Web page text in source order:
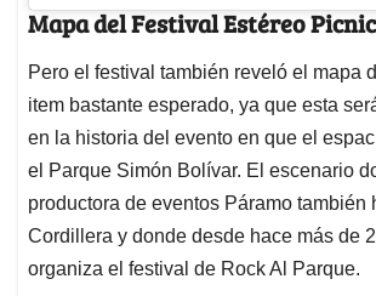
Mapa del Festival Estéreo Picnic
Pero el festival también reveló el mapa
item bastante esperado, ya que esta
en la historia del evento en que el
el Parque Simón Bolívar. El escenario
productora de eventos Páramo también
Cordillera y donde desde hace más de
organiza el festival de Rock Al Parque.